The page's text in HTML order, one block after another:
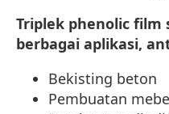
Triplek phenolic
berbagai aplikasi,
Bekisting beton
Pembuatan